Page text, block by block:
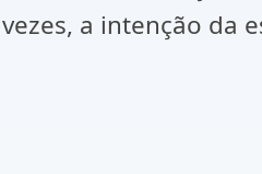
a intenção da